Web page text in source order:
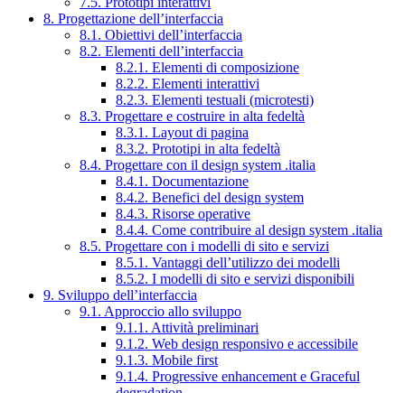
8. Progettazione dell’interfaccia
8.1. Obiettivi dell’interfaccia
8.2. Elementi dell’interfaccia
8.2.1. Elementi di composizione
8.2.2. Elementi interattivi
8.2.3. Elementi testuali (microtesti)
8.3. Progettare e costruire in alta fedeltà
8.3.1. Layout di pagina
8.3.2. Prototipi in alta fedeltà
8.4. Progettare con il design system .italia
8.4.1. Documentazione
8.4.2. Benefici del design system
8.4.3. Risorse operative
8.4.4. Come contribuire al design system .italia
8.5. Progettare con i modelli di sito e servizi
8.5.1. Vantaggi dell’utilizzo dei modelli
8.5.2. I modelli di sito e servizi disponibili
9. Sviluppo dell’interfaccia
9.1. Approccio allo sviluppo
9.1.1. Attività preliminari
9.1.2. Web design responsivo e accessibile
9.1.3. Mobile first
9.1.4. Progressive enhancement e Graceful